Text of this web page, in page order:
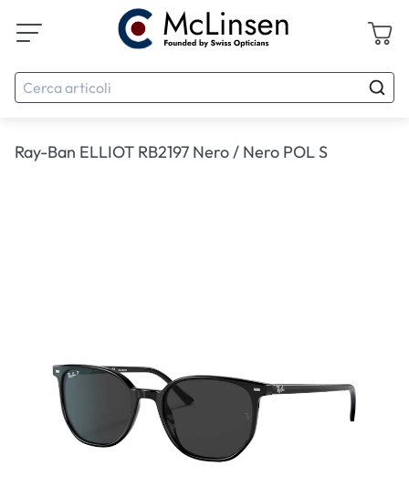
Ray-Ban ELLIOT RB2197 Nero / Nero POL S